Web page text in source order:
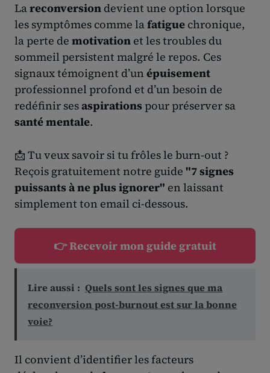
Lareconversion devient une option lorsque
les symptômes comme lafatigue chronique,
la perte de motivation et les troubles du
sommeil persistent malgré le repos. Ces
signaux témoignent d’un épuisement
professionnel profond et d’un besoin de
redéfinir sesaspirations pour préserver sa
santé mentale.
📩 Tu veux savoir si tu frôles le burn-out ?
Reçois gratuitement notre guide "7 signes
puissants à ne plus ignorer" en laissant
simplement ton email ci-dessous.
👉 Recevoir mon guide gratuit
Lire aussi : Quels sont les signes que ma
reconversion post-burnout est sur la bonne
voie?
Il convient d’identifier les facteurs